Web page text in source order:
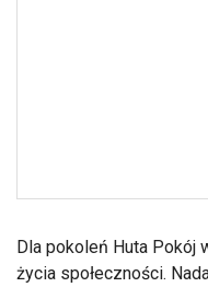
Dla pokoleń Huta Pokój
życia społeczności.